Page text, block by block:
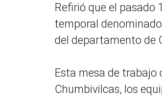
Refirió que el pasado
temporal
del departamento de
Esta mesa de
Chumbivilcas, los